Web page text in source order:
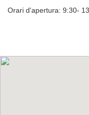
Orari d'apertura: 9:30-